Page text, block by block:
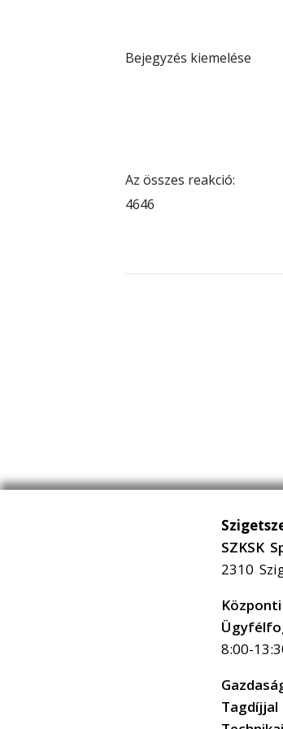
Bejegyzés kiemelése
Az összes reakció:
4646
SZKSK
2310
8:00-